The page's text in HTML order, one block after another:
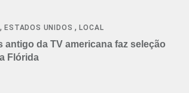
,ESTADOS UNIDOS ,LOCAL
antigo da TV americana faz seleção
Flórida